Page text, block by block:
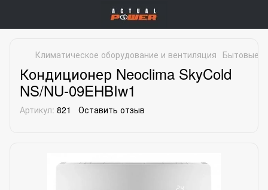
Климатическое оборудование и вентиляция Бытовые
Кондиционер Neoclima SkyCold
NS/NU-09EHBIw1
Артикул: 821 Оставить отзыв